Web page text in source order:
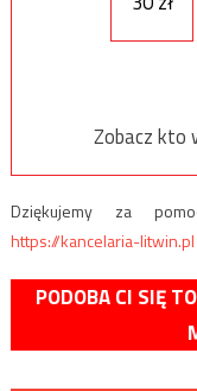
Zobacz kto
Dziękujemy za
https://kancelaria-litwin.pl
PODOBA CI SIĘ